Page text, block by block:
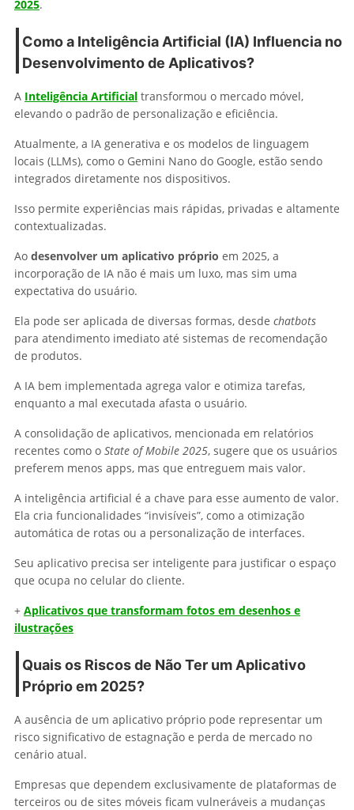
2025.
Como a Inteligência Artificial (IA) Influencia no
Desenvolvimento de Aplicativos?
A Inteligência Artificial transformou o mercado móvel,
elevando o padrão de personalização e eficiência.
Atualmente, a IA generativa e os modelos de linguagem
locais (LLMs), como o Gemini Nano do Google, estão sendo
integrados diretamente nos dispositivos.
Isso permite experiências mais rápidas, privadas e altamente
contextualizadas.
Ao desenvolver um aplicativo próprio em 2025, a
incorporação de IA não é mais um luxo, mas sim uma
expectativa do usuário.
Ela pode ser aplicada de diversas formas, desde chatbots
para atendimento imediato até sistemas de recomendação
de produtos.
A IA bem implementada agrega valor e otimiza tarefas,
enquanto a mal executada afasta o usuário.
A consolidação de aplicativos, mencionada em relatórios
recentes como o State of Mobile 2025, sugere que os usuários
preferem menos apps, mas que entreguem mais valor.
A inteligência artificial é a chave para esse aumento de valor.
Ela cria funcionalidades “invisíveis”, como a otimização
automática de rotas ou a personalização de interfaces.
Seu aplicativo precisa ser inteligente para justificar o espaço
que ocupa no celular do cliente.
+ Aplicativos que transformam fotos em desenhos e
ilustrações
Quais os Riscos de Não Ter um Aplicativo
Próprio em 2025?
A ausência de um aplicativo próprio pode representar um
risco significativo de estagnação e perda de mercado no
cenário atual.
Empresas que dependem exclusivamente de plataformas de
terceiros ou de sites móveis ficam vulneráveis a mudanças